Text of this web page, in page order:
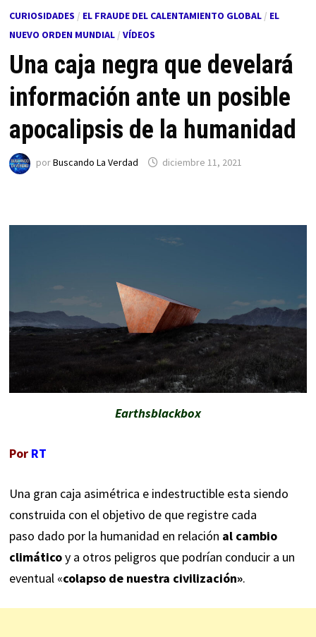
CURIOSIDADES / EL FRAUDE DEL CALENTAMIENTO GLOBAL/ EL
NUEVO ORDEN MUNDIAL/ VÍDEOS
Una caja negra que develará
información ante un posible
apocalipsis de la humanidad
porBuscando La Verdad diciembre 11, 2021
Earthsblackbox
Por RT
Una gran caja asimétrica e indestructible esta siendo
construida con el objetivo de que registre cada
paso dado por la humanidad en relación al cambio
climáticoy a otros peligros que podrían conducir a un
eventual «colapso de nuestra civilización».